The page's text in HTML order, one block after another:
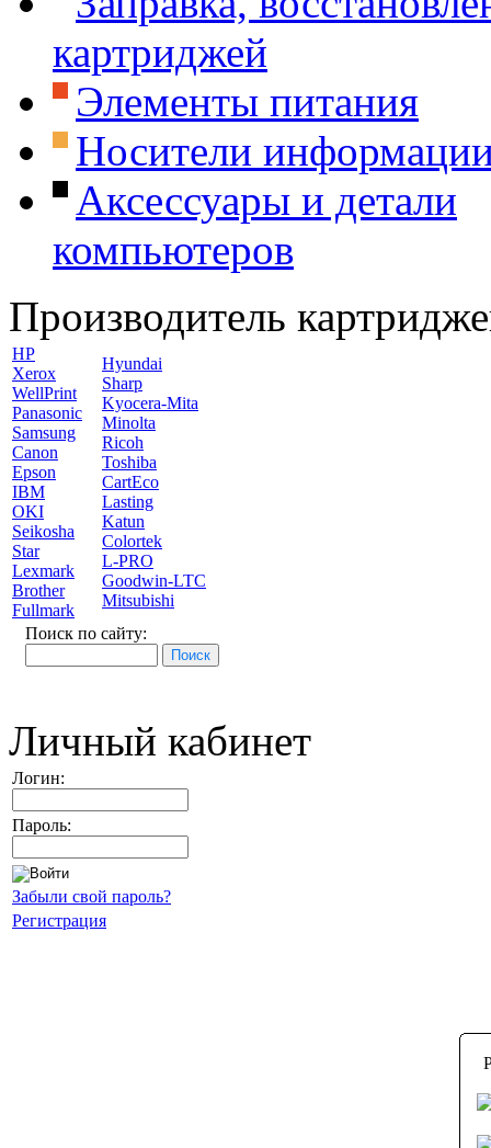
картриджей
Элементы питания
Носители
Аксессуары и детали
компьютеров
Производитель
HP
Xerox
WellPrint
Panasonic
Samsung
Canon
Epson
IBM
OKI
Seikosha
Star
Lexmark
Brother
Fullmark
Hyundai
Sharp
Kyocera-Mita
Minolta
Ricoh
Toshiba
CartEco
Lasting
Katun
Colortek
L-PRO
Goodwin-LTC
Mitsubishi
Поиск по сайту:
Личный кабинет
Логин:
Пароль:
Забыли свой пароль?
Регистрация